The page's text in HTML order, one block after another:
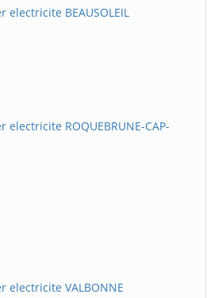
BEAUSOLEIL
ROQUEBRUNE-CAP-
electricite VALBONNE